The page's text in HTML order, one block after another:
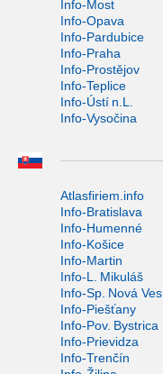
Info-Most
Info-Opava
Info-Pardubice
Info-Praha
Info-Prostějov
Info-Teplice
Info-Ústí n.L.
Info-Vysočina
Atlasfiriem.info
Info-Bratislava
Info-Humenné
Info-Košice
Info-Martin
Info-L. Mikuláš
Info-Sp. Nová Ves
Info-Piešťany
Info-Pov. Bystrica
Info-Prievidza
Info-Trenčín